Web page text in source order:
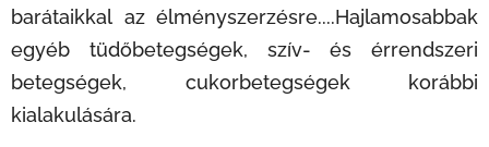
barátaikkal az élményszerzésre....Hajlamosabbak
egyéb tüdőbetegségek, szív- és érrendszeri
betegségek, cukorbetegségek korábbi
kialakulására.